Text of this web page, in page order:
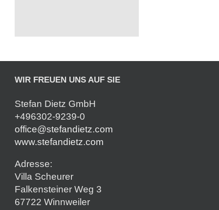
WIR FREUEN UNS AUF SIE
Stefan Dietz GmbH
+496302-9239-0
office@stefandietz.com
www.stefandietz.com
Adresse:
Villa Scheurer
Falkensteiner Weg 3
67722 Winnweiler